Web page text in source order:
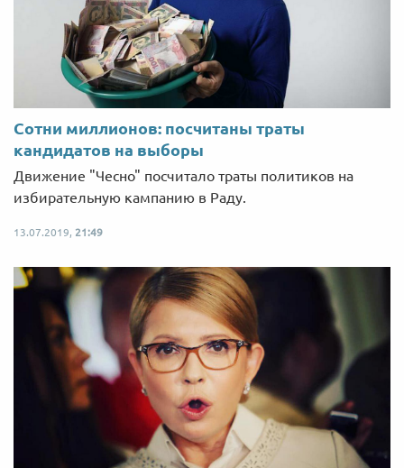
Сотни миллионов: посчитаны траты
кандидатов на выборы
Движение "Чесно" посчитало траты политиков на
избирательную кампанию в Раду.
13.07.2019, 21:49